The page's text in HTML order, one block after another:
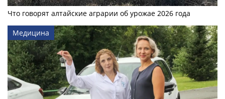
Что говорят алтайские аграрии об урожае 2026 года
Медицина